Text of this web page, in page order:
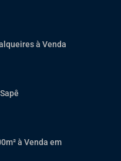
à Venda
à Venda em